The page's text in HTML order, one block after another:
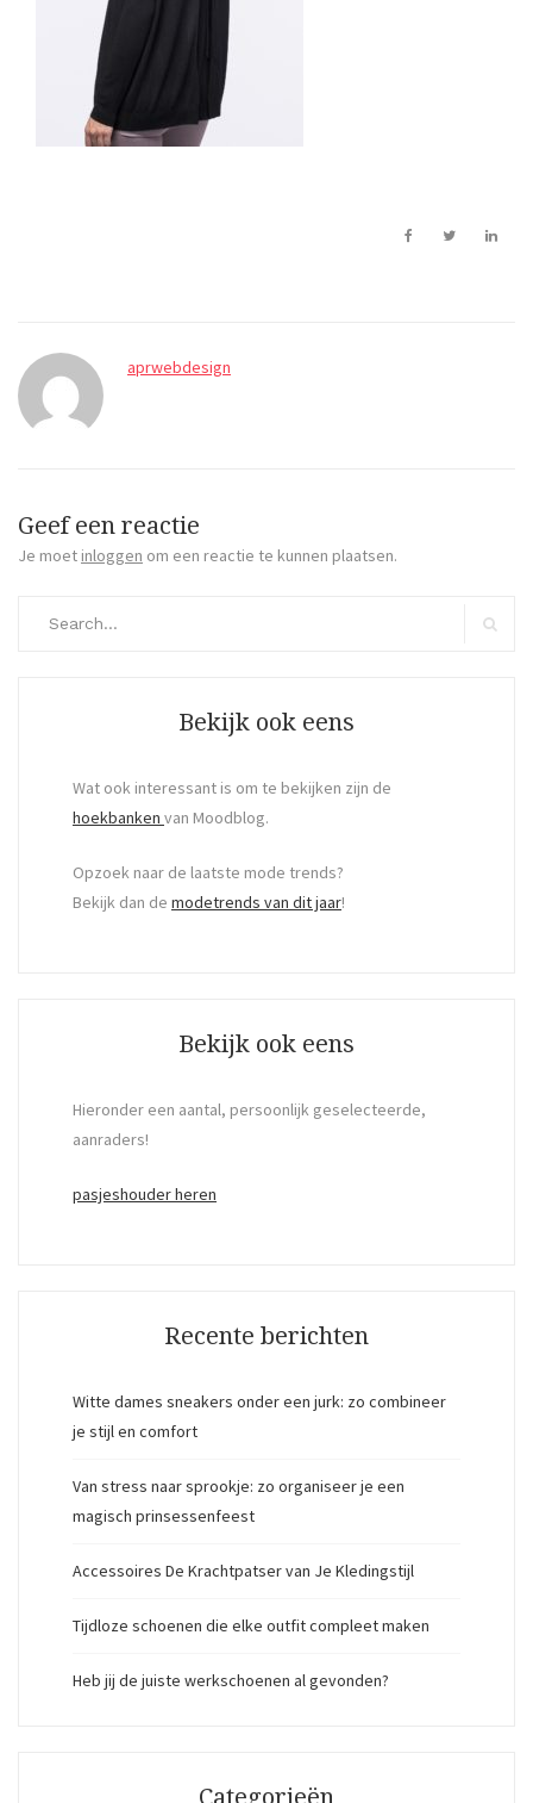
aprwebdesign
Geef een reactie
Je moet inloggen om een reactie te kunnen plaatsen.
Bekijk ook eens
Wat ook interessant is om te bekijken zijn de
hoekbanken van Moodblog.
Opzoek naar de laatste mode trends?
Bekijk dan de modetrends van dit jaar!
Bekijk ook eens
Hieronder een aantal, persoonlijk geselecteerde,
aanraders!
pasjeshouder heren
Recente berichten
Witte dames sneakers onder een jurk: zo combineer
je stijl en comfort
Van stress naar sprookje: zo organiseer je een
magisch prinsessenfeest
Accessoires De Krachtpatser van Je Kledingstijl
Tijdloze schoenen die elke outfit compleet maken
Heb jij de juiste werkschoenen al gevonden?